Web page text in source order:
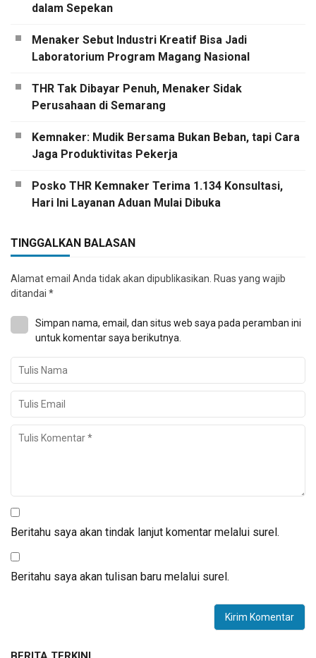
dalam Sepekan
Menaker Sebut Industri Kreatif Bisa Jadi
Laboratorium Program Magang Nasional
THR Tak Dibayar Penuh, Menaker Sidak
Perusahaan di Semarang
Kemnaker: Mudik Bersama Bukan Beban, tapi Cara
Jaga Produktivitas Pekerja
Posko THR Kemnaker Terima 1.134 Konsultasi,
Hari Ini Layanan Aduan Mulai Dibuka
TINGGALKAN BALASAN
Alamat email Anda tidak akan dipublikasikan. Ruas yang wajib
ditandai *
Simpan nama, email, dan situs web saya pada peramban ini
untuk komentar saya berikutnya.
Beritahu saya akan tindak lanjut komentar melalui surel.
Beritahu saya akan tulisan baru melalui surel.